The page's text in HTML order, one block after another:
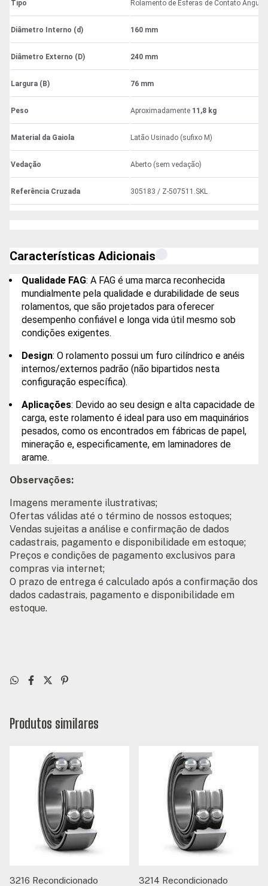
Tipo Rolamento de Esferas de Contato
Diâmetro Interno (d) 160 mm
Diâmetro Externo (D) 240 mm
Largura (B) 76 mm
Peso Aproximadamente 11,8 kg
Material da Gaiola Latão Usinado (sufixo M)
Vedação Aberto (sem vedação)
Referência Cruzada 305183 / Z-507511.SKL
Características Adicionais
Qualidade FAG: A FAG é uma marca reconhecida
mundialmente pela qualidade e durabilidade de seus
rolamentos, que são projetados para oferecer
desempenho confiável e longa vida útil mesmo sob
condições exigentes.
Design: O rolamento possui um furo cilíndrico e anéis
internos/externos padrão (não bipartidos nesta
configuração específica).
Aplicações: Devido ao seu design e alta capacidade de
carga, este rolamento é ideal para uso em maquinários
pesados, como os encontrados em fábricas de papel,
mineração e, especificamente, em laminadores de
arame.
Observações:
Imagens meramente ilustrativas;
Ofertas válidas até o término de nossos estoques;
Vendas sujeitas a análise e confirmação de dados
cadastrais, pagamento e disponibilidade em estoque;
Preços e condições de pagamento exclusivos para
compras via internet;
O prazo de entrega é calculado após a confirmação dos
dados cadastrais, pagamento e disponibilidade em
estoque.
Produtos similares
3216 Recondicionado 3214 Recondicionado